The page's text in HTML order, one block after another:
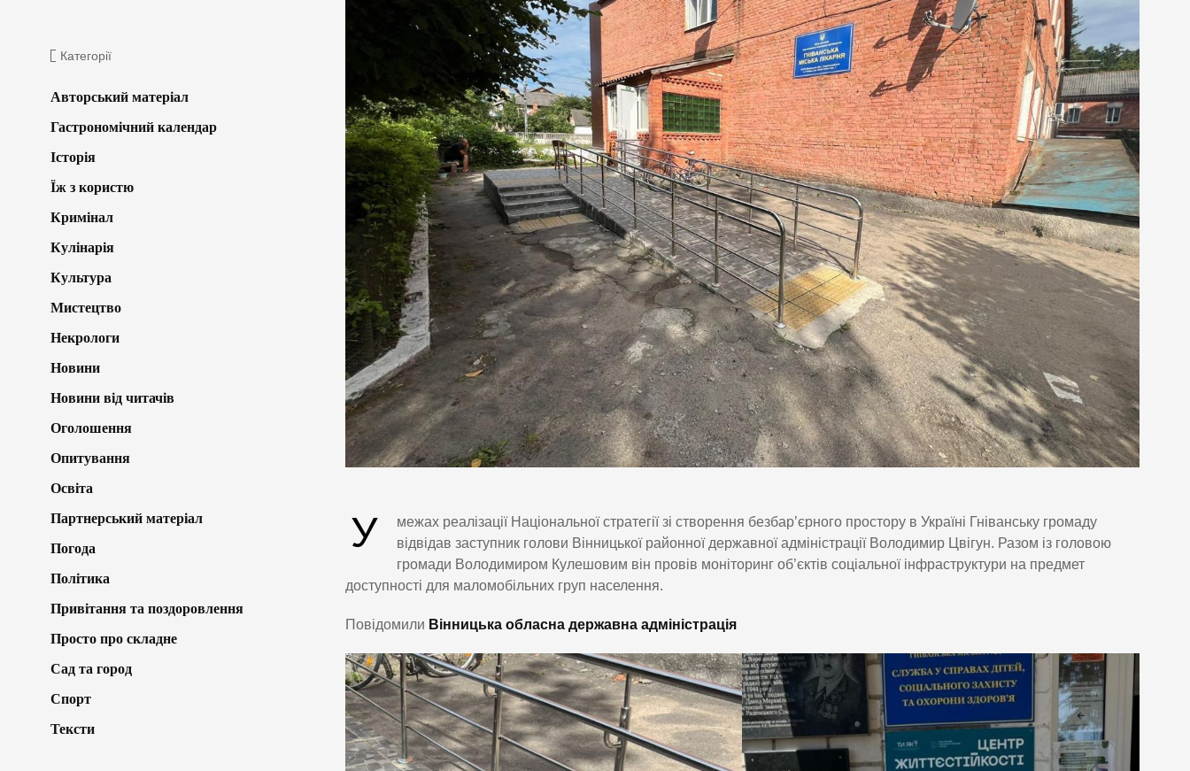
У
межах реалізації Національної стратегії зі створення безбар’єрного простору в Україні Гніванську громаду
відвідав заступник голови Вінницької районної державної адміністрації Володимир Цвігун. Разом із головою
громади Володимиром Кулешовим він провів моніторинг об’єктів соціальної інфраструктури на предмет
доступності для маломобільних груп населення.
Повідомили Вінницька обласна державна адміністрація
Категорії
Авторський матеріал
Гастрономічний календар
Історія
Їж з користю
Кримінал
Кулінарія
Культура
Мистецтво
Некрологи
Новини
Новини від читачів
Оголошення
Опитування
Освіта
Партнерський матеріал
Погода
Політика
Привітання та поздоровлення
Просто про складне
Сад та город
Спорт
Тексти